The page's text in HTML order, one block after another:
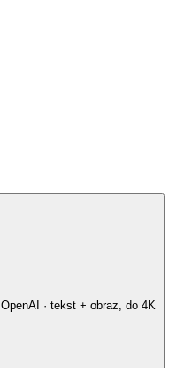
OpenAI · tekst + obraz, do 4K